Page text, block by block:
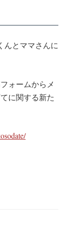
んとママさんに
ォームからメ
に関する新た